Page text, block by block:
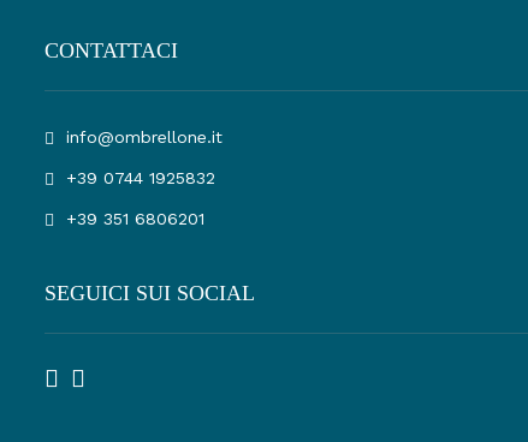
CONTATTACI
info@ombrellone.it
+39 0744 1925832
+39 351 6806201
SEGUICI SUI SOCIAL